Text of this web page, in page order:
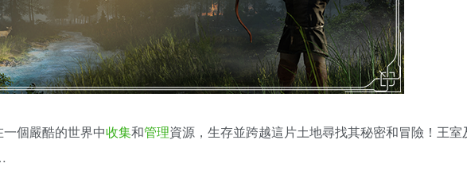
個嚴酷的世界中收集和管理資源，生存並跨越這片土地尋找其秘密和冒險！王室